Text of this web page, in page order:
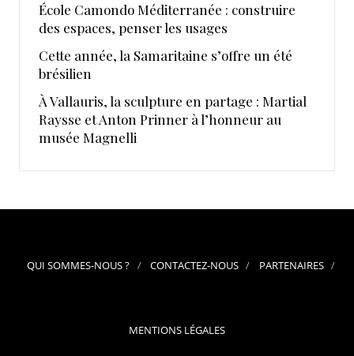
École Camondo Méditerranée : construire
des espaces, penser les usages
Cette année, la Samaritaine s’offre un été
brésilien
À Vallauris, la sculpture en partage : Martial
Raysse et Anton Prinner à l’honneur au
musée Magnelli
QUI SOMMES-NOUS ? CONTACTEZ-NOUS PARTENAIRES
MENTIONS LÉGALES